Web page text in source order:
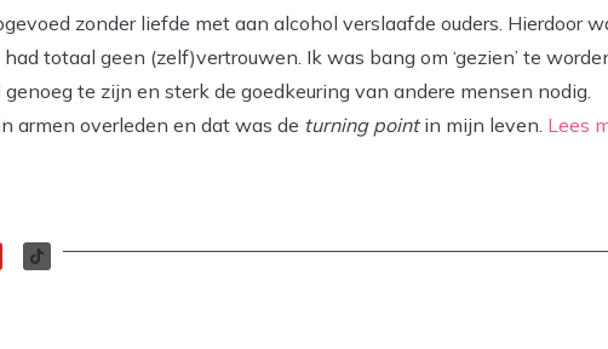
zonder liefde met aan alcohol verslaafde ouders. Hierdoor
totaal geen (zelf)vertrouwen. Ik was bang om ‘gezien’ te
te zijn en sterk de goedkeuring van andere mensen nodig.
armen overleden en dat was de turning pointin mijn leven. Lees